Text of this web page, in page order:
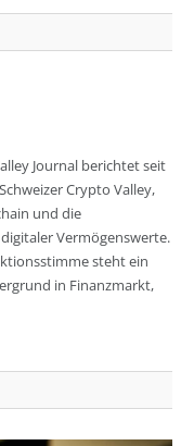
Journal berichtet seit
Crypto Valley,
und die
Vermögenswerte.
steht ein
in Finanzmarkt,